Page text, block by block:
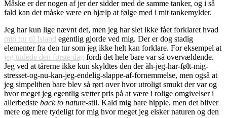
Måske er der nogen af jer der sidder med de samme tanker, og i så
fald kan det måske være en hjælp at følge med i mit tankemylder.
Jeg har kun lige nævnt det, men jeg har slet ikke fået forklaret hvad
min tur til Island egentlig gjorde ved mig. Der er dog stadig
elementer fra den tur som jeg ikke helt kan forklare. For eksempel at
jeg tudede den første dag fordi det hele bare var så overvældende.
Jeg ved at tårerne ikke kun skyldtes den der åh-jeg-har-følt-mig-
stresset-og-nu-kan-jeg-endelig-slappe-af-fornemmelse, men også at
jeg simpelthen bare blev så rørt over hvor utroligt smukt der var og
hvor meget jeg egentlig sætter pris på at være i rolige omgivelser i
allerbedste back to nature-stil. Kald mig bare hippie, men det bliver
mere og mere tydeligt for mig hvor meget jeg elsker naturen og den